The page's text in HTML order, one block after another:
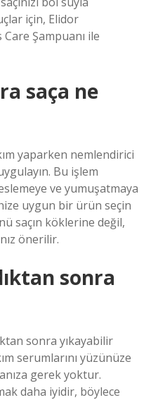
için, Elidor
Şampuanı ile
saça ne
yaparken nemlendirici
Bu işlem
ve yumuşatmaya
uygun bir ürün seçin
saçın köklerine değil,
önerilir.
sonra
sonra yıkayabilir
serumlarını yüzünüze
gerek yoktur.
daha iyidir, böylece